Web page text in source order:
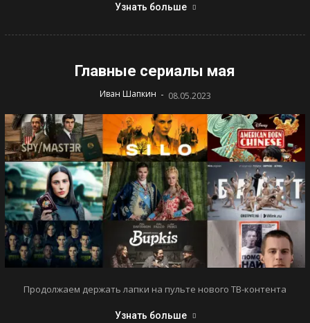
Узнать больше
Главные сериалы мая
Иван Шапкин - 08.05.2023
Продолжаем держать лапки на пульте нового ТВ-контента
Узнать больше